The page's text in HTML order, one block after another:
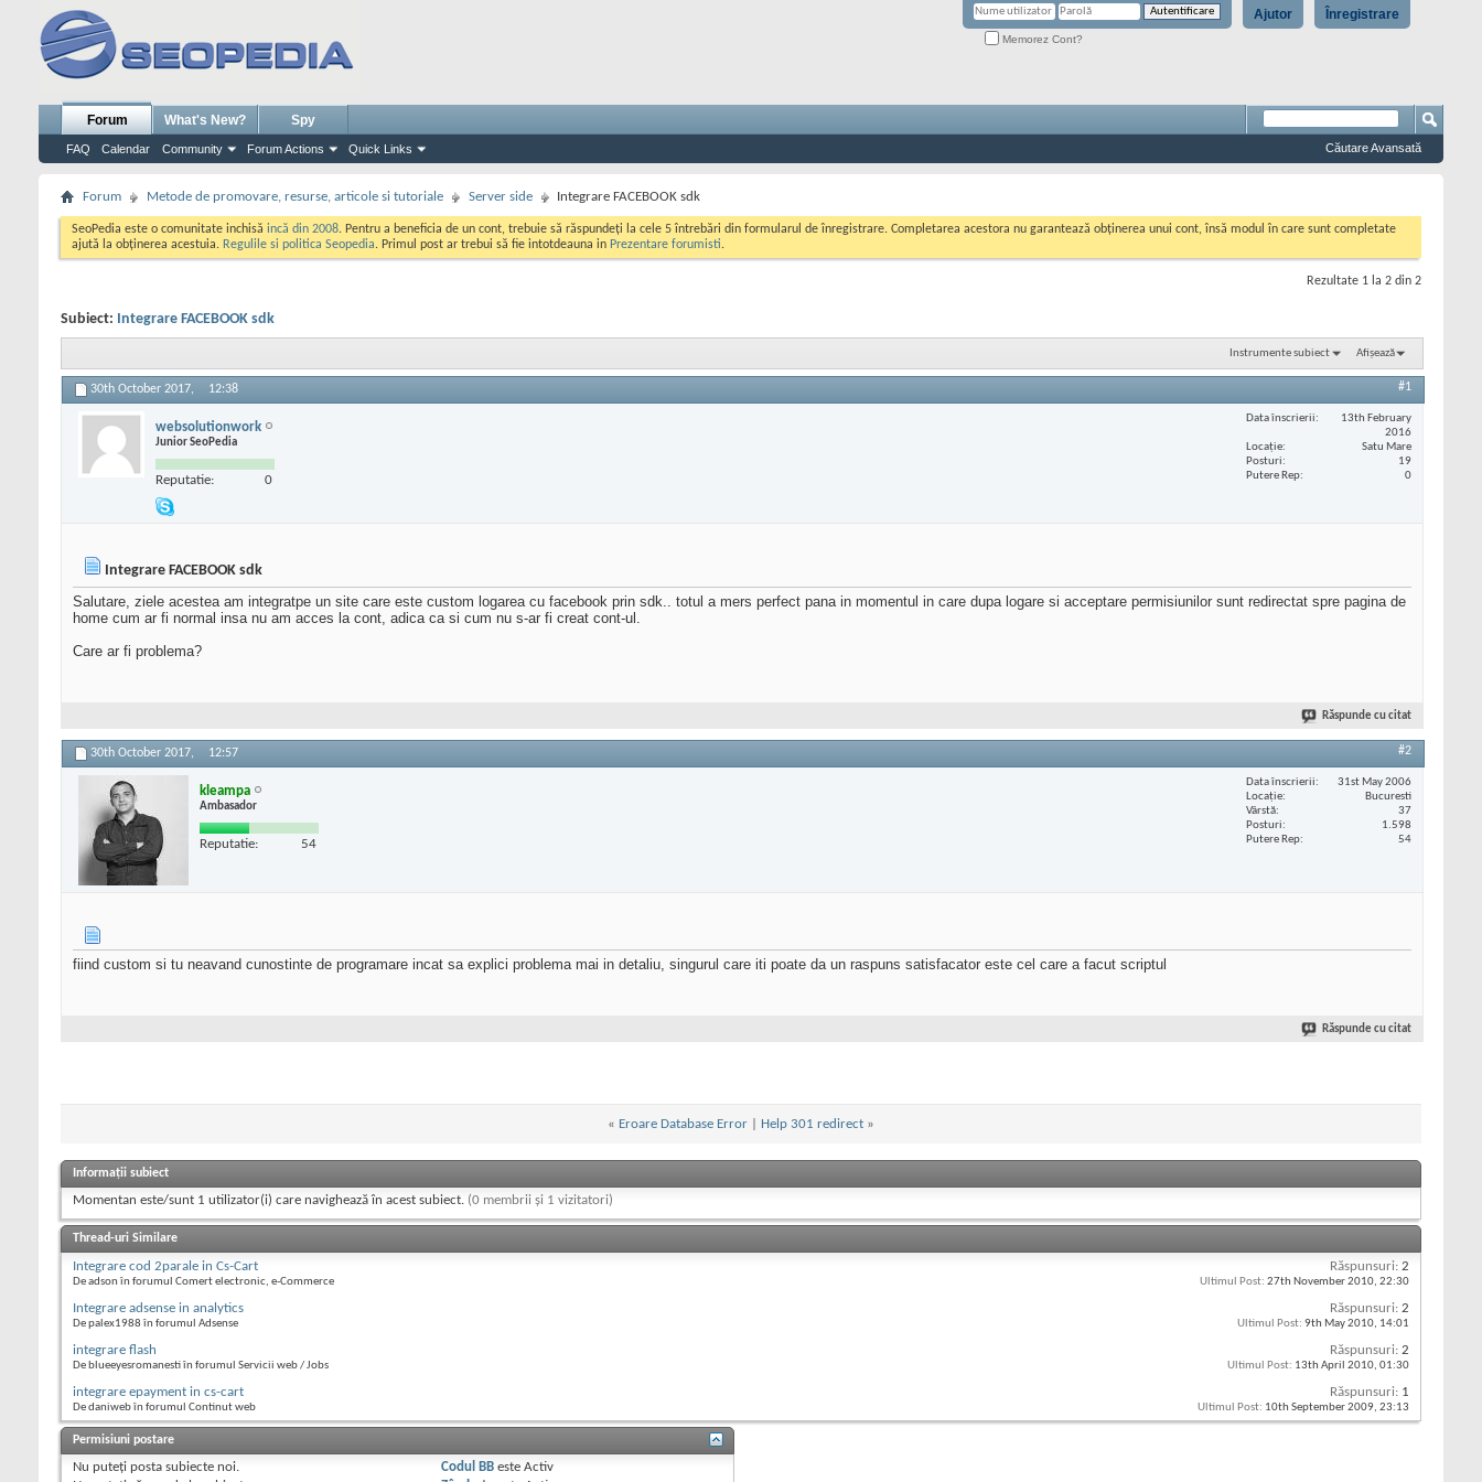
Înregistrare
Ajutor
Memorez Cont?
Forum
FAQ Calendar Community Forum Actions Quick Links
What's New? Spy
Căutare Avansată
Forum Metode de promovare, resurse, articole si tutoriale Server side Integrare FACEBOOK sdk
SeoPedia este o comunitate inchisă incă din 2008. Pentru a beneficia de un cont, trebuie să răspundeți la cele 5 întrebări din formularul de înregistrare. Completarea acestora nu garantează obținerea unui cont, însă modul în care sunt completate
ajută la obținerea acestuia. Regulile si politica Seopedia. Primul post ar trebui să fie intotdeauna in Prezentare forumisti.
Rezultate 1 la 2 din 2
Subiect: Integrare FACEBOOK sdk
Instrumente subiect Afișează
30th October 2017, 12:38 #1
websolutionwork
Junior SeoPedia
Reputatie: 0
Data înscrierii
13th February
2016
Locaţie
Satu Mare
Posturi
19
Putere Rep
0
Integrare FACEBOOK sdk
Salutare, ziele acestea am integratpe un site care este custom logarea cu facebook prin sdk.. totul a mers perfect pana in momentul in care dupa logare si acceptare permisiunilor sunt redirectat spre pagina de
home cum ar fi normal insa nu am acces la cont, adica ca si cum nu s-ar fi creat cont-ul.
Care ar fi problema?
Răspunde cu citat
30th October 2017, 12:57 #2
kleampa
Ambasador
Reputatie: 54
Data înscrierii
31st May 2006
Locaţie
Bucuresti
Vârstă
37
Posturi
1.598
Putere Rep
54
fiind custom si tu neavand cunostinte de programare incat sa explici problema mai in detaliu, singurul care iti poate da un raspuns satisfacator este cel care a facut scriptul
Răspunde cu citat
« Eroare Database Error Help 301 redirect »
Informații subiect
Momentan este/sunt 1 utilizator(i) care navighează în acest subiect. (0 membrii și 1 vizitatori)
Thread-uri Similare
Integrare cod 2parale in Cs-Cart
De adson în forumul Comert electronic, e-Commerce
Răspunsuri: 2
Ultimul Post: 27th November 2010, 22:30
Integrare adsense in analytics
De palex1988 în forumul Adsense
Răspunsuri: 2
Ultimul Post: 9th May 2010, 14:01
integrare flash
De blueeyesromanesti în forumul Servicii web / Jobs
Răspunsuri: 2
Ultimul Post: 13th April 2010, 01:30
integrare epayment in cs-cart
De daniweb în forumul Continut web
Răspunsuri: 1
Ultimul Post: 10th September 2009, 23:13
Permisiuni postare
Nu puteţi posta subiecte noi.
Codul BB esteActiv